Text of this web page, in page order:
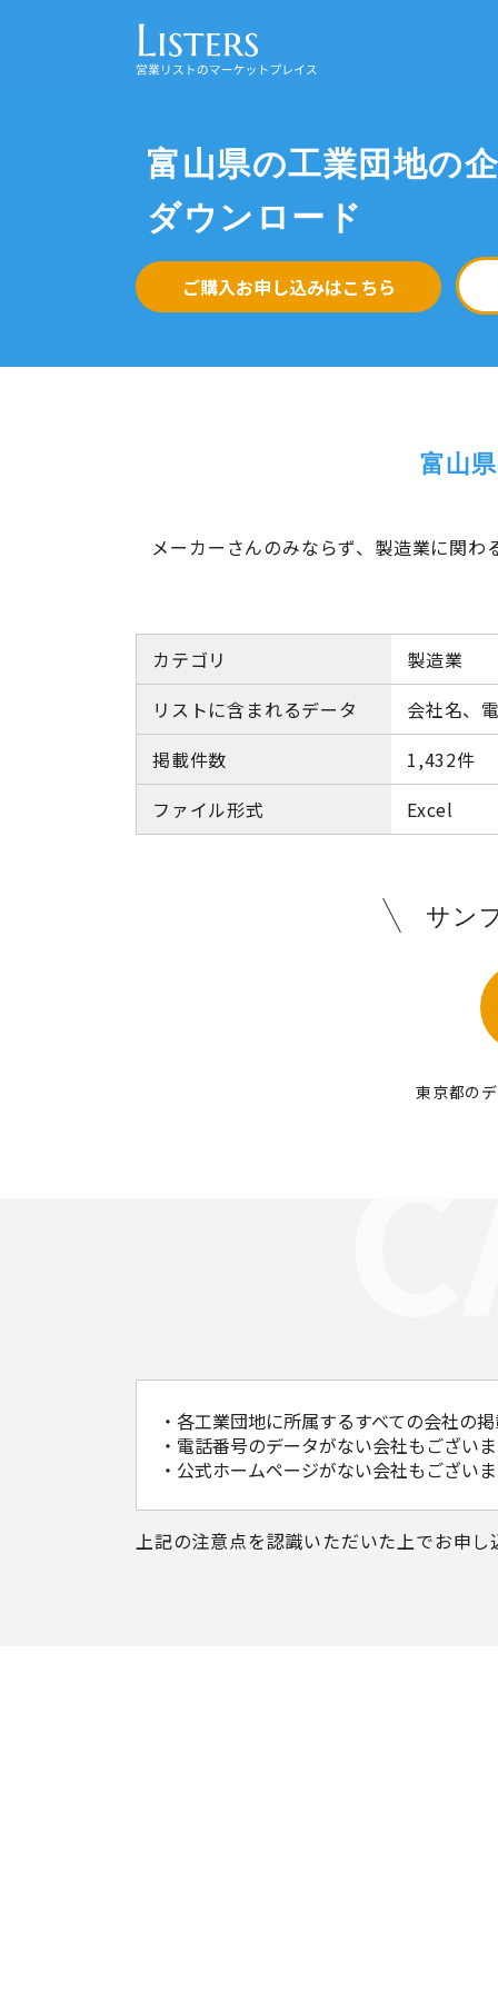
富山県の工業団地の
ダウンロード
ご購入お申し込みはこちら
富山
メーカーさんのみならず、製造業に関わ
カテゴリ
製造業
リストに含まれるデータ
会社名、
掲載件数
1,432件
ファイル形式
Excel
サン
東京都の
・各工業団地に所属するすべての会社の
・電話番号のデータがない会社もござい
・公式ホームページがない会社もござい
上記の注意点を認識いただいた上でお申し